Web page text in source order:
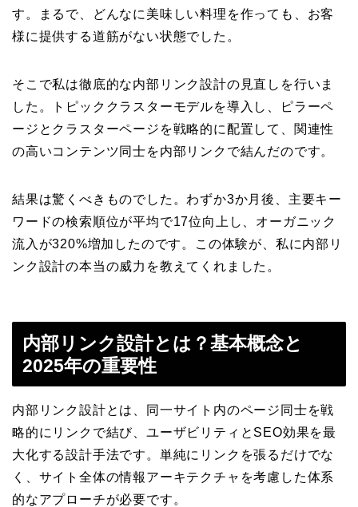
す。まるで、どんなに美味しい料理を作っても、お客
様に提供する道筋がない状態でした。
そこで私は徹底的な内部リンク設計の見直しを行いま
した。トピッククラスターモデルを導入し、ピラーペ
ージとクラスターページを戦略的に配置して、関連性
の高いコンテンツ同士を内部リンクで結んだのです。
結果は驚くべきものでした。わずか3か月後、主要キー
ワードの検索順位が平均で17位向上し、オーガニック
流入が320%増加したのです。この体験が、私に内部リ
ンク設計の本当の威力を教えてくれました。
内部リンク設計とは？基本概念と
2025年の重要性
内部リンク設計とは、同一サイト内のページ同士を戦
略的にリンクで結び、ユーザビリティとSEO効果を最
大化する設計手法です。単純にリンクを張るだけでな
く、サイト全体の情報アーキテクチャを考慮した体系
的なアプローチが必要です。